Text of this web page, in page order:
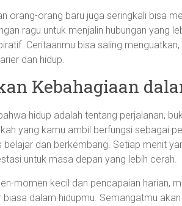
orang-orang baru juga seringkali bisa
ragu untuk menjalin hubungan yang
Ceritaanmu bisa saling
dan hidup.
Kebahagiaan
hidup adalah tentang perjalanan,
yang kamu ambil berfungsi sebagai
dan berkembang. Setiap menit
untuk masa depan yang lebih cerah.
momen kecil dan pencapaian harian,
dalam hidupmu. Semangatmu